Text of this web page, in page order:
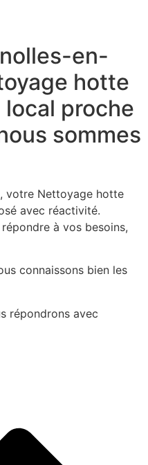
en-
hotte
proche
sommes
votre Nettoyage hotte
avec réactivité.
à vos besoins,
connaissons bien les
répondrons avec